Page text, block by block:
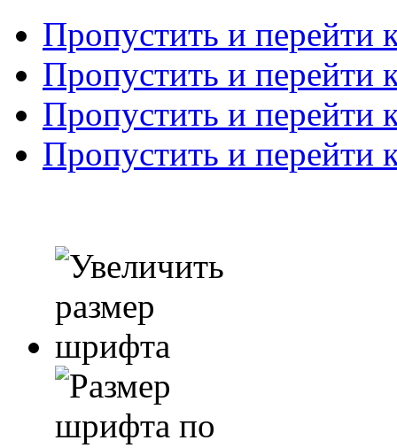
Пропустить и перейти
Пропустить и перейти
Пропустить и перейти
Пропустить и перейти